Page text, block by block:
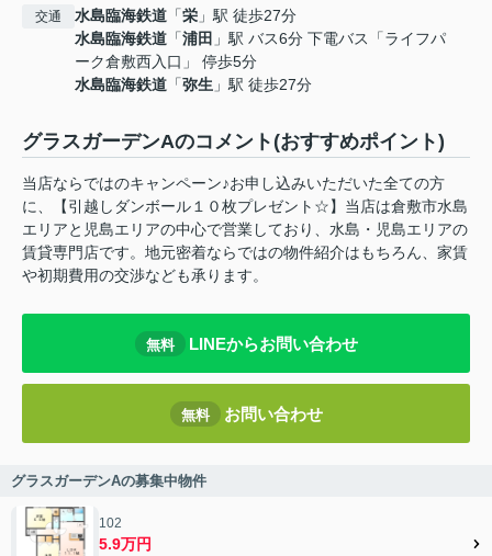
交通 水島臨海鉄道 「栄 」駅 徒歩27分
水島臨海鉄道 「浦田 」駅 バス6分 下電バス「ライフパ
ーク倉敷西入口」 停歩5分
水島臨海鉄道 「弥生 」駅 徒歩27分
グラスガーデンAのコメント(おすすめポイント)
当店ならではのキャンペーン♪お申し込みいただいた全ての方
に、【引越しダンボール１０枚プレゼント☆】当店は倉敷市水島
エリアと児島エリアの中心で営業しており、水島・児島エリアの
賃貸専門店です。地元密着ならではの物件紹介はもちろん、家賃
や初期費用の交渉なども承ります。
無料 LINEからお問い合わせ
無料 お問い合わせ
グラスガーデンAの募集中物件
102
5.9万円